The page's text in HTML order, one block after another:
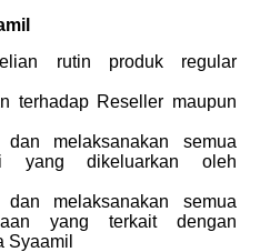
rutin produk regular
terhadap Reseller maupun
dan melaksanakan semua
yang dikeluarkan oleh
dan melaksanakan semua
yang terkait dengan
Syaamil